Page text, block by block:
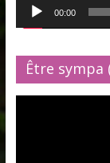
00:00
Être sympa